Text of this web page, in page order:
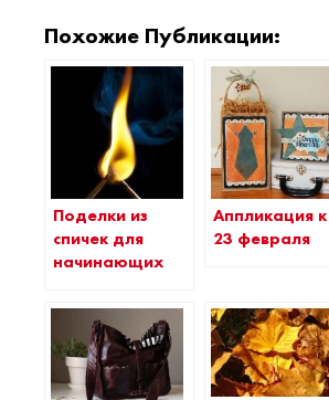
Похожие Публикации:
Поделки из
спичек для
начинающих
Аппликация к
23 февраля